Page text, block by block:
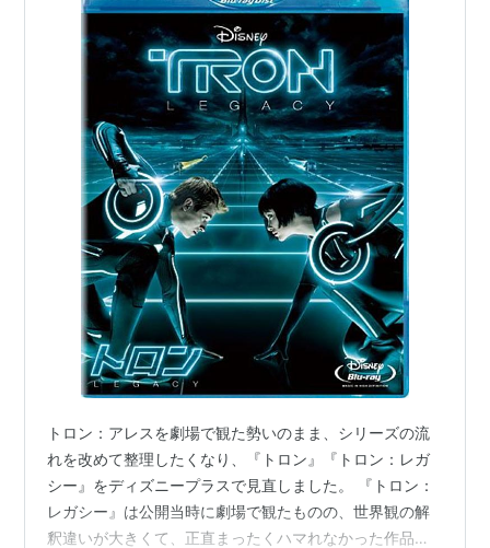
トロン：アレスを劇場で観た勢いのまま、シリーズの流
れを改めて整理したくなり、『トロン』『トロン：レガ
シー』をディズニープラスで見直しました。 『トロン：
レガシー』は公開当時に劇場で観たものの、世界観の解
釈違いが大きくて、正直まったくハマれなかった作品。